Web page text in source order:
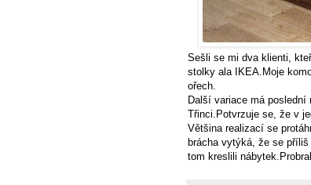
Sešli se mi dva klienti,
stolky ala IKEA.Moje
ořech.
Další variace má
Třinci.Potvrzuje se, že v
Většina realizací se
brácha vytýká, že se
tom kreslili